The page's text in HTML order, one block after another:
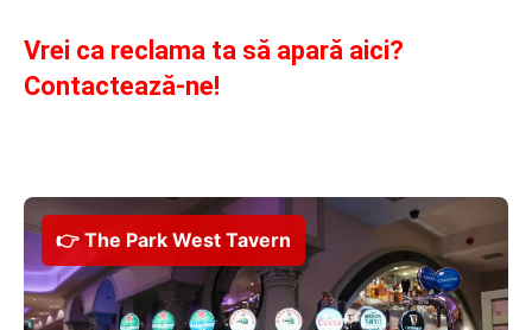
Vrei ca reclama ta să apară aici?
Contactează-ne!
👉 The Park West Tavern